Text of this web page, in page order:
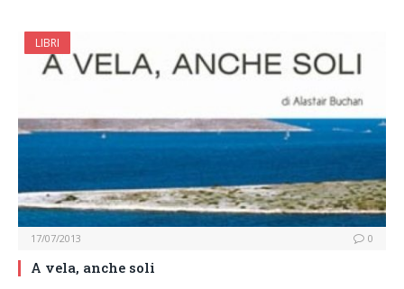
LIBRI
17/07/2013 0
A vela, anche soli